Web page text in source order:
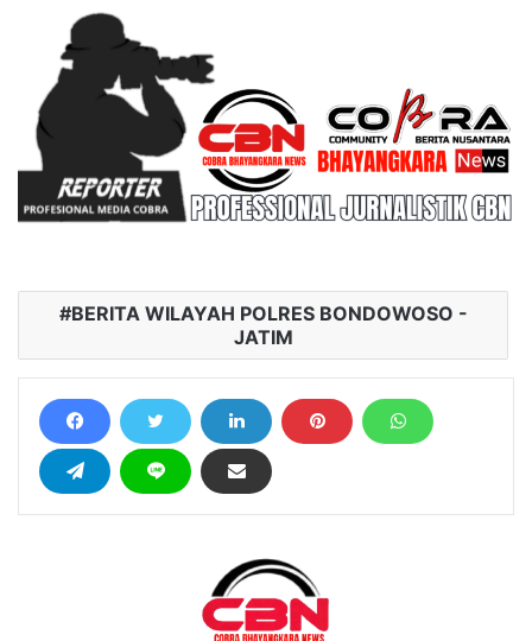
BERITA WILAYAH POLRES BONDOWOSO -
JATIM